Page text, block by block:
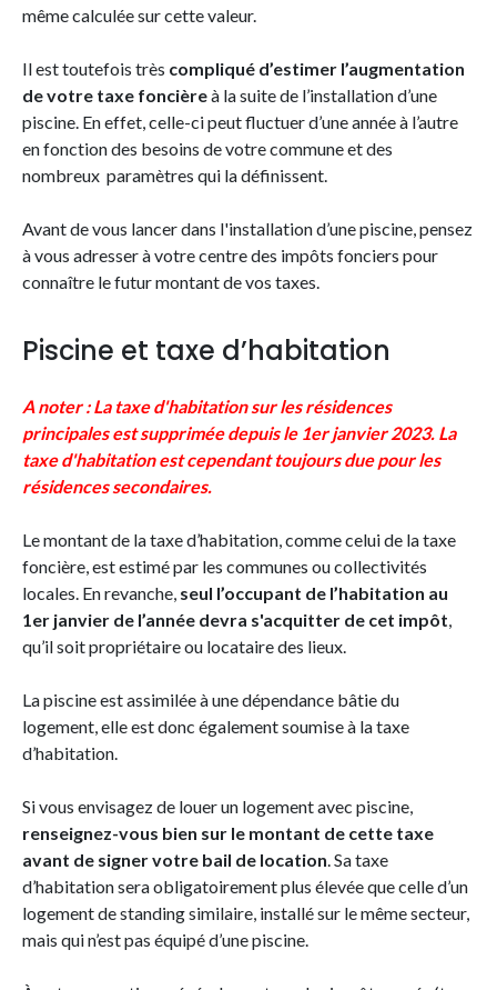
même calculée sur cette valeur.
Il est toutefois très compliqué d’estimer l’augmentation
de votre taxe foncièreà la suite de l’installation d’une
piscine. En effet, celle-ci peut fluctuer d’une année à l’autre
en fonction des besoins de votre commune et des
nombreux paramètres qui la définissent.
Avant de vous lancer dans l'installation d’une piscine, pensez
à vous adresser à votre centre des impôts fonciers pour
connaître le futur montant de vos taxes.
Piscine et taxe d’habitation
A noter : La taxe d'habitation sur les résidences
principales est supprimée depuis le 1er janvier 2023. La
taxe d'habitation est cependant toujours due pour les
résidences secondaires.
Le montant de la taxe d’habitation, comme celui de la taxe
foncière, est estimé par les communes ou collectivités
locales. En revanche, seul l’occupant de l’habitation au
1er janvier de l’année devra s'acquitter de cet impôt
qu’il soit propriétaire ou locataire des lieux.
La piscine est assimilée à une dépendance bâtie du
logement, elle est donc également soumise à la taxe
d’habitation.
Si vous envisagez de louer un logement avec piscine,
renseignez-vous bien sur le montant de cette taxe
avant de signer votre bail de location . Sa taxe
d’habitation sera obligatoirement plus élevée que celle d’un
logement de standing similaire, installé sur le même secteur,
mais qui n’est pas équipé d’une piscine.